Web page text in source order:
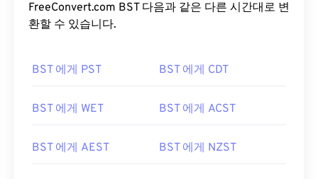
FreeConvert.com BST 다음과 같은 다른 시간대로 변
환할 수 있습니다.
BST 에게 PST BST 에게 CDT
BST 에게 WET BST 에게 ACST
BST 에게 AEST BST 에게 NZST